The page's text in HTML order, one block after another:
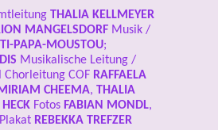
THALIA KELLMEYER
MANGELSDORF Musik /
PAPA-MOUSTOU;
Musikalische Leitung /
Chorleitung COF RAFFAELA
MIRIAM CHEEMA, THALIA
Fotos FABIAN MONDL,
REBEKKA TREFZER